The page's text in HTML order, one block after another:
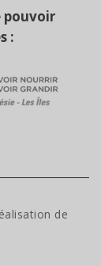
pouvoir
:
de